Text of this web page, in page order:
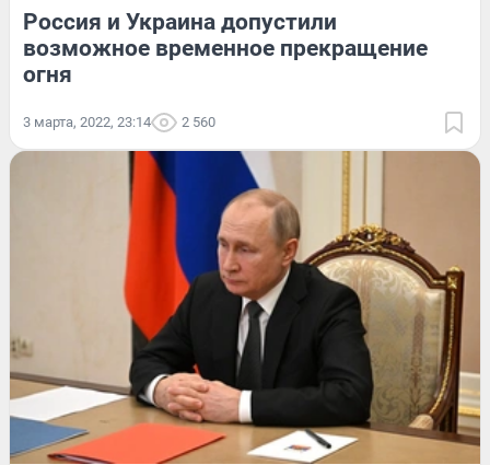
Россия и Украина допустили
возможное временное прекращение
огня
3 марта, 2022, 23:14 2 560